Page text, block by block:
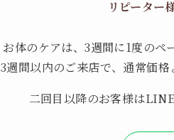
リピーター
お体のケアは、3週間に1度のペ
3週間以内のご来店で、通常価格
二回目以降のお客様は